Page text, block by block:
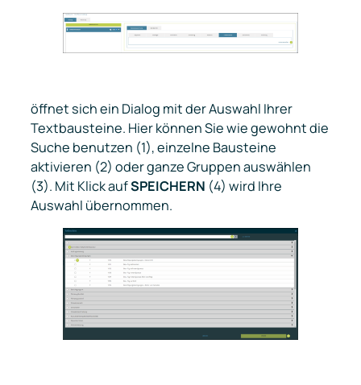
öffnet sich ein Dialog mit der Auswahl Ihrer
Textbausteine. Hier können Sie wie gewohnt die
Suche benutzen (1), einzelne Bausteine
aktivieren (2) oder ganze Gruppen auswählen
(3). Mit Klick aufSPEICHERN (4) wird Ihre
Auswahl übernommen.